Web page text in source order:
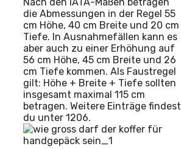
die Abmessungen in der Regel 55
cm Höhe, 40 cm Breite und 20 cm
Tiefe. In Ausnahmefällen kann es
aber auch zu einer Erhöhung auf
56 cm Höhe, 45 cm Breite und 26
cm Tiefe kommen. Als Faustregel
gilt: Höhe + Breite + Tiefe sollten
insgesamt maximal 115 cm
betragen. Weitere Einträge findest
du unter 1206.